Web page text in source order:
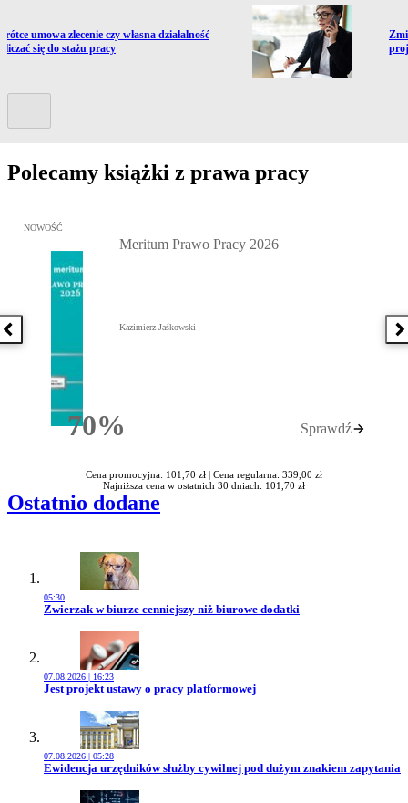
do artykułu:
umowa zlecenie czy własna działalność
się do stażu pracy
Polecamy książki z prawa pracy
Poprzednia książka
Przejdź do: Meritum Prawo Pracy 2026, Kazimierz Jaśkowski -
NOWOŚĆ
70%Rabatu
Meritum Prawo Pracy 2026
Kazimierz Jaśkowski
Sprawdź
Cena promocyjna: 101,70 zł | Cena regularna: 339,00 zł
Najniższa cena w ostatnich 30 dniach: 101,70 zł
Ostatnio dodane
05:30
Przejdź do artykułu:
Zwierzak w biurze cenniejszy niż biurowe dodatki
07.08.2026 | 16:23
Przejdź do artykułu:
Jest projekt ustawy o pracy platformowej
07.08.2026 | 05:28
Przejdź do artykułu:
Ewidencja urzędników służby cywilnej pod dużym znakiem zapytania